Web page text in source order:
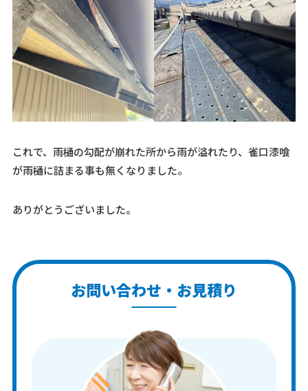
これで、雨樋の勾配が崩れた所から雨が溢れたり、雀口漆喰
が雨樋に詰まる事も無くなりました。
ありがとうございました。
お問い合わせ・お見積り